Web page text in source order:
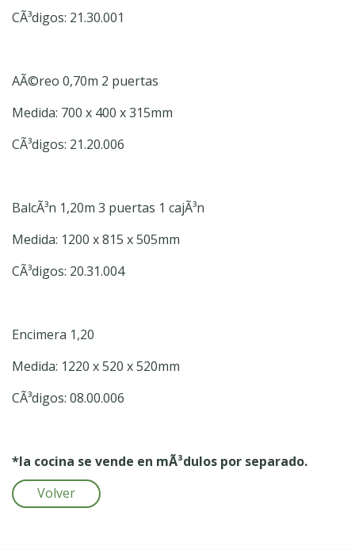
CÃ³digos: 21.30.001
AÃ©reo 0,70m 2 puertas
Medida: 700 x 400 x 315mm
CÃ³digos: 21.20.006
BalcÃ³n 1,20m 3 puertas 1 cajÃ³n
Medida: 1200 x 815 x 505mm
CÃ³digos: 20.31.004
Encimera 1,20
Medida: 1220 x 520 x 520mm
CÃ³digos: 08.00.006
*la cocina se vende en mÃ³dulos por separado.
Volver